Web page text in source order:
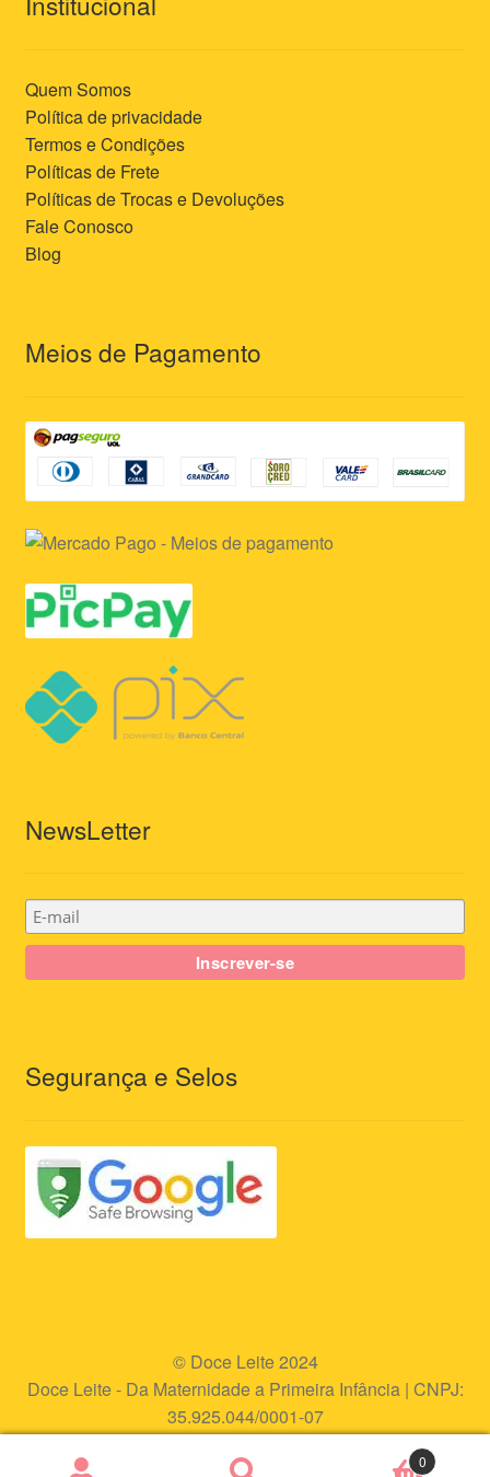
Quem Somos
Política de privacidade
Termos e Condições
Políticas de Frete
Políticas de Trocas e Devoluções
Fale Conosco
Blog
Meios de Pagamento
NewsLetter
Segurança e Selos
© Doce Leite 2024
Doce Leite - Da Maternidade a Primeira Infância | CNPJ:
35.925.044/0001-07
0